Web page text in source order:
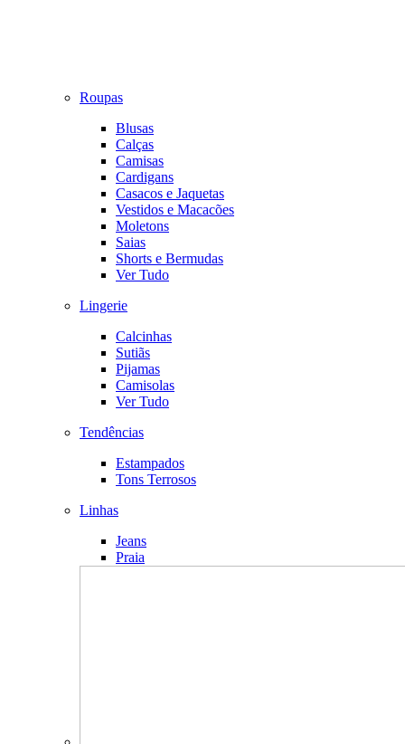
Roupas
Blusas
Calças
Camisas
Cardigans
Casacos e Jaquetas
Vestidos e Macacões
Moletons
Saias
Shorts e Bermudas
Ver Tudo
Lingerie
Calcinhas
Sutiãs
Pijamas
Camisolas
Ver Tudo
Tendências
Estampados
Tons Terrosos
Linhas
Jeans
Praia